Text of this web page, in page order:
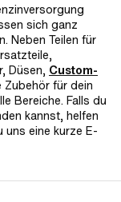
sich ganz
Neben Teilen für
Düsen, Custom-
für dein
Bereiche. Falls du
kannst, helfen
eine kurze E-